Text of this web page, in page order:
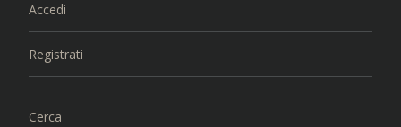
Accedi
Registrati
Cerca